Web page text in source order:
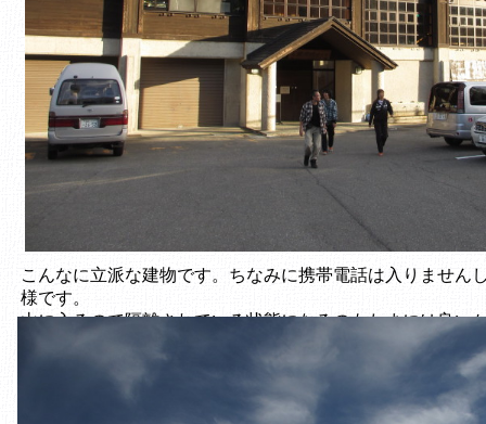
こんなに立派な建物です。ちなみに携帯電話は入りません
様です。
山に入るので隔離されている状態になるのもたまには良い